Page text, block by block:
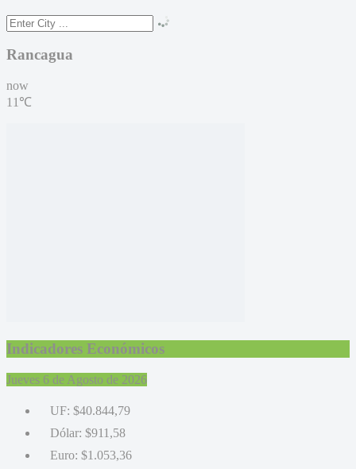
Rancagua
now
11℃
Indicadores Económicos
Jueves 6 de Agosto de 2026
UF: $40.844,79
Dólar: $911,58
Euro: $1.053,36